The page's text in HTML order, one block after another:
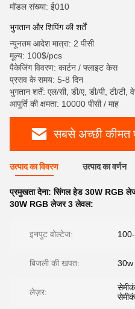
मॉडल संख्या: ई010
भुगतान और शिपिंग की शर्तें
न्यूनतम आदेश मात्रा: 2 पीसी
मूल्य: 100$/pcs
पैकेजिंग विवरण: कार्टन / फ्लाइट केस
प्रसव के समय: 5-8 दिन
भुगतान शर्तें: एल/सी, डी/ए, डी/पी, टी/टी,
आपूर्ति की क्षमता: 10000 पीसी / माह
सबसे अच्छी कीमत
उत्पाद का विवरण उत्पाद का वर्णन
प्रमुखता देना:सिंगल हेड 30W RGB
30W RGB लेजर 3 लेवल:
इनपुट वोल्टेज:
बिजली की खपत: 30w
लेज़र: